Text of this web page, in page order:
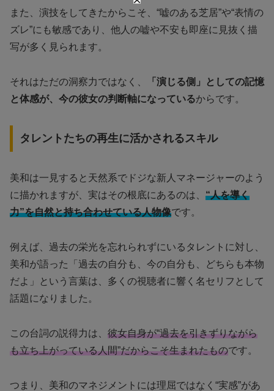
また、演技をしてきたからこそ、“嘘のある芝居”や“表情の
ズレ”にも敏感であり、他人の嘘や不安も即座に見抜く描
写が多く見られます。
それはただの洞察力ではなく、
「演じる側」としての記憶
と体感が、今の彼女の判断軸になっているからです。
タレントたちの再生に活かされるスキル
美和は一見すると天然系でドジな新人マネージャーのよう
に描かれますが、実はその根底にあるのは、 “人を導く
力”を自然と持ち合わせている人物像です。
例えば、過去の栄光を忘れられずにいるタレントに対し、
美和が語った「過去の自分も、今の自分も、どちらも本物
だよ」という言葉は、多くの視聴者に響く名セリフとして
話題になりました。
この台詞の説得力は、 彼女自身が“過去を引きずりながら
も立ち上がっている人間”だからこそ生まれたものです。
つまり、美和のマネジメントには理屈ではなく“実感”があ